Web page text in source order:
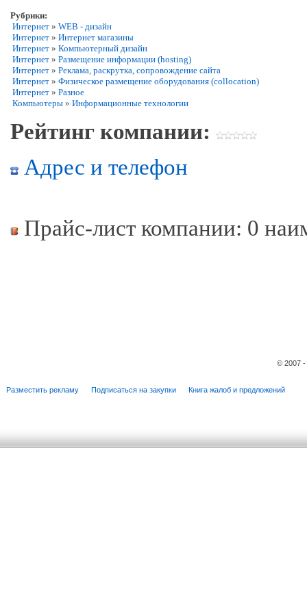
Рубрики:
Интернет » WEB - дизайн
Интернет » Интернет магазины
Интернет » Компьютерный дизайн
Интернет » Размещение информации (hosting)
Интернет » Реклама, раскрутка, сопровождение сайта
Интернет » Физическое размещение оборудования (collocation)
Интернет » Разное
Компьютеры » Информационные технологии
Рейтинг компании:
Адрес и телефон
Прайс-лист компании: 0
© 2007
Разместить рекламу Подписаться на закупки Книга жалоб и предложений